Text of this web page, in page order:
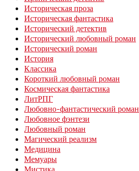
Историческая проза
Историческая фантастика
Исторический детектив
Исторический любовный роман
Исторический роман
История
Классика
Короткий любовный роман
Космическая фантастика
ЛитРПГ
Любовно-фантастический роман
Любовное фэнтези
Любовный роман
Магический реализм
Медицина
Мемуары